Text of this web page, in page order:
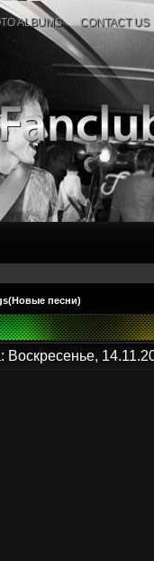
ALBUMS CONTACT US
песни)
Воскресенье,